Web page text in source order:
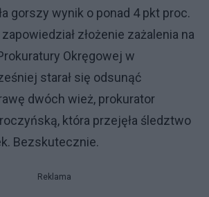
gorszy wynik o ponad 4 pkt proc.
złożenie zażalenia na
Okręgowej w
starał się odsunąć
dwóch wież, prokurator
która przejęła śledztwo
Bezskutecznie.
Reklama